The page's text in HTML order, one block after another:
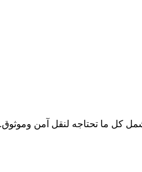
كل ما تحتاجه لنقل آمن وموثوق.